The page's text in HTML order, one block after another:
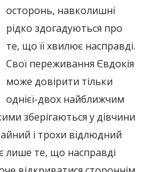
осторонь, навколишні
рідко здогадуються про
те, що її хвилює насправді.
Свої переживання Євдокія
може довірити тільки
однієї-двох найближчим
зберігаються у дівчини
і трохи відлюдний
лише те, що насправді